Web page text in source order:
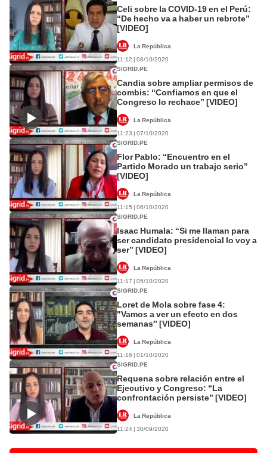
Celi sobre la COVID-19 en el Perú:
“De hecho va a haber un rebrote”
[VIDEO]
La República
11:12 | 08/10/2020
SIGRID.PE
Candia sobre ampliar permisos de
combis: “Confiamos en que el
Congreso lo rechace” [VIDEO]
La República
11:23 | 07/10/2020
SIGRID.PE
Flor Pablo: “Encuentro en el
Partido Morado un trabajo serio”
[VIDEO]
La República
11:15 | 06/10/2020
SIGRID.PE
Isaac Humala: “Si me llaman para
ser candidato presidencial lo voy a
ser” [VIDEO]
La República
11:17 | 05/10/2020
SIGRID.PE
Loret de Mola sobre fase 4:
"Vamos a ver un efecto en dos
semanas″ [VIDEO]
La República
11:16 | 01/10/2020
SIGRID.PE
Requena sobre relación entre el
Ejecutivo y Congreso: “La
confrontación persiste” [VIDEO]
La República
11:24 | 30/09/2020